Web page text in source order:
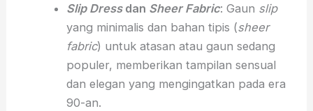
Slip Dressdan Sheer Fabric: Gaun slip
yang minimalis dan bahan tipis (sheer
fabric) untuk atasan atau gaun sedang
populer, memberikan tampilan sensual
dan elegan yang mengingatkan pada era
90-an.